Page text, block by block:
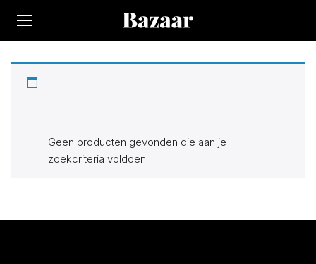
Alle actuele items in de categorie “Accuboormachine”. Zoek,
Geen producten gevonden die aan je
zoekcriteria voldoen.